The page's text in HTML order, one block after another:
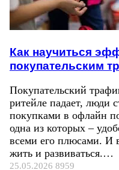
Как научиться
покупательским
Покупательский
ритейле падает, люди
покупками в офлайн
одна из которых –
всеми его плюсами. И
жить и развиваться.…
25.05.2026 8959